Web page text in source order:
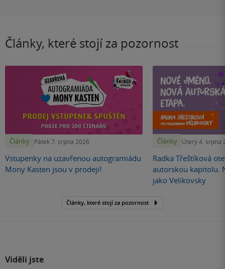
Články, které stojí za pozornost
Články Pátek 7. srpna 2026
Vstupenky na uzavřenou autogramiádu
Mony Kasten jsou v prodeji!
Články Úterý 4. srpna
Radka Třeštíková
autorskou kapitolu.
jako Velikovsky
Články, které stojí za pozornost
Viděli jste